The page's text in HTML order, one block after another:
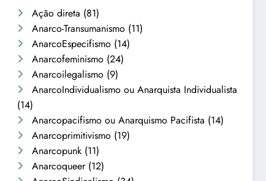
Ação direta (81)
Anarco-Transumanismo (11)
AnarcoEspecifismo (14)
Anarcofeminismo (24)
Anarcoilegalismo (9)
AnarcoIndividualismo ou Anarquista Individualista
(14)
Anarcopacifismo ou Anarquismo Pacifista (14)
Anarcoprimitivismo (19)
Anarcopunk (11)
Anarcoqueer(12)